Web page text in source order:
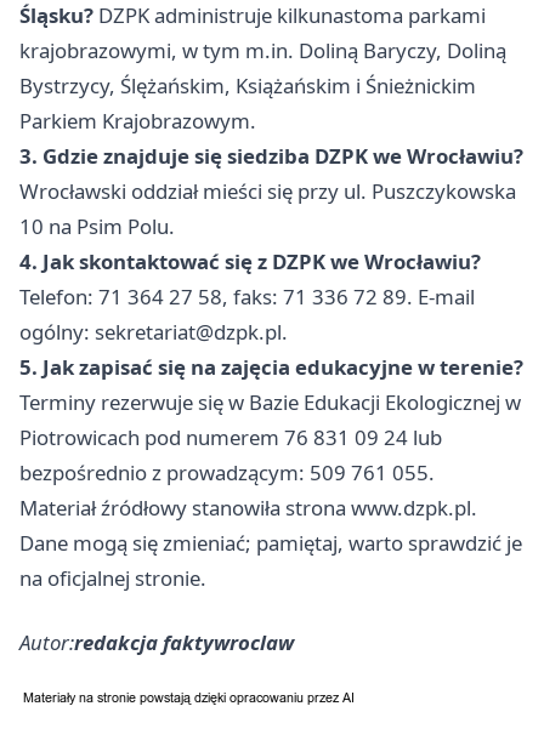
Śląsku? DZPK administruje kilkunastoma parkami
krajobrazowymi, w tym m.in. Doliną Baryczy, Doliną
Bystrzycy, Ślężańskim, Książańskim i Śnieżnickim
Parkiem Krajobrazowym.
3. Gdzie znajduje się siedziba DZPK we Wrocławiu?
Wrocławski oddział mieści się przy ul. Puszczykowska
10 na Psim Polu.
4. Jak skontaktować się z DZPK we Wrocławiu?
Telefon: 71 364 27 58, faks: 71 336 72 89. E-mail
ogólny: sekretariat@dzpk.pl.
5. Jak zapisać się na zajęcia edukacyjne w terenie?
Terminy rezerwuje się w Bazie Edukacji Ekologicznej w
Piotrowicach pod numerem 76 831 09 24 lub
bezpośrednio z prowadzącym: 509 761 055.
Materiał źródłowy stanowiła strona www.dzpk.pl.
Dane mogą się zmieniać; pamiętaj, warto sprawdzić je
na oficjalnej stronie.
Autor:redakcja faktywroclaw